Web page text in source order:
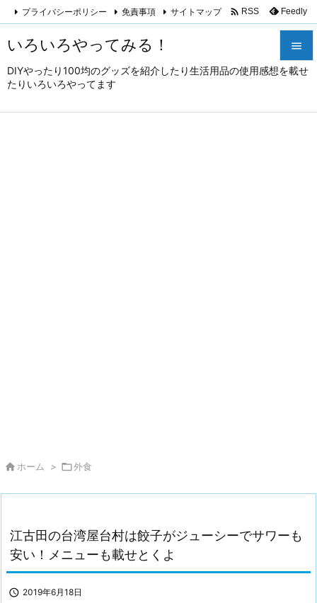
いろいろやってみる！
DIYやったり100均のグッズを紹介したり生活用品の使用感想を載せ
たりいろいろやってます



プライバシーポリシー 免責事項 サイトマップ  RSS Feedly
 ホーム > 外食
江古田の台湾屋台村は餃子がジューシーでサワーも
安い！メニューも載せとくよ
 2019年6月18日